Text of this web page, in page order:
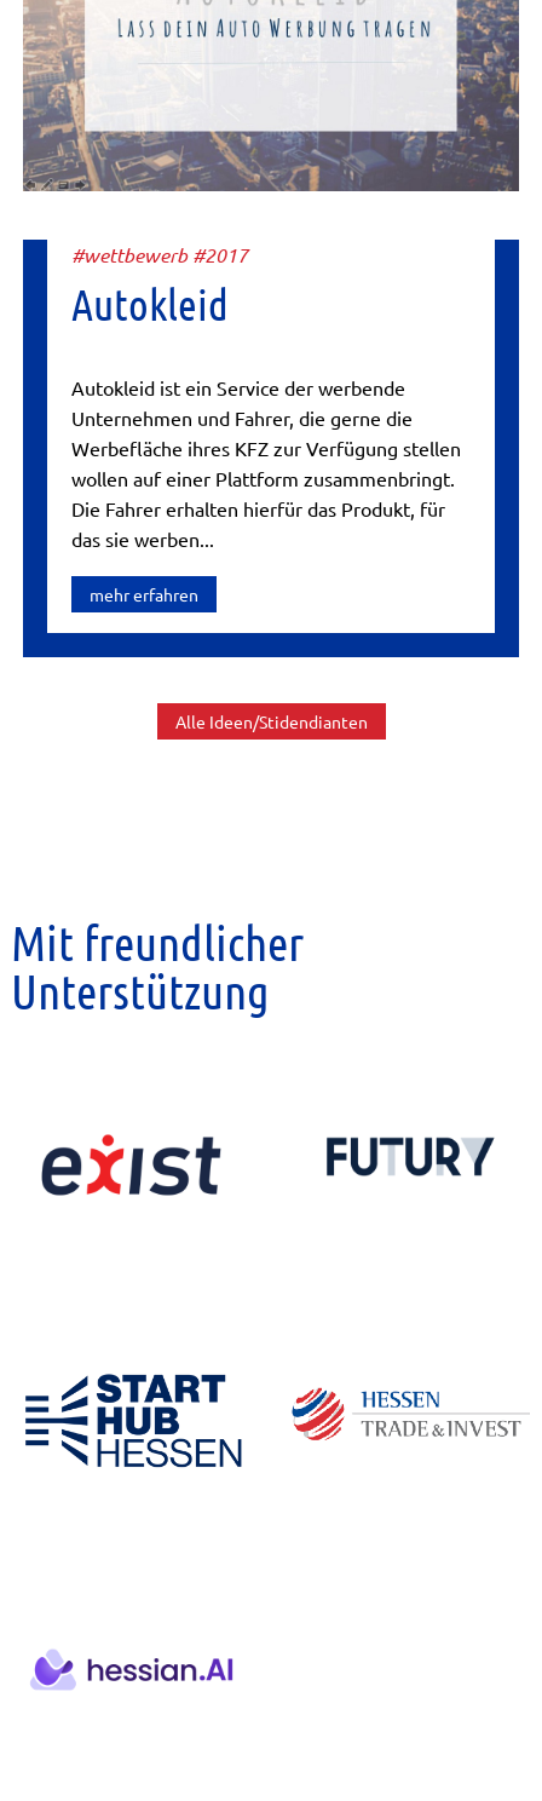
#wettbewerb #2017
Autokleid
Autokleid ist ein Service der werbende
Unternehmen und Fahrer, die gerne die
Werbefläche ihres KFZ zur Verfügung stellen
wollen auf einer Plattform zusammenbringt.
Die Fahrer erhalten hierfür das Produkt, für
das sie werben...
mehr erfahren
Alle Ideen/Stidendianten
Mit freundlicher
Unterstützung